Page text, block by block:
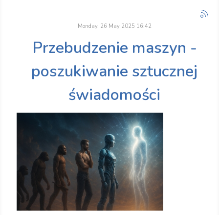
Monday, 26 May 2025 16:42
Przebudzenie maszyn -
poszukiwanie sztucznej
świadomości